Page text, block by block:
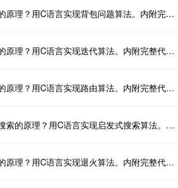
什么是背包问题？详述背包问题的原理？用C语言实现背包问题算法。内附完整代码。
什么是迭代算法？详述迭代算法的原理？用C语言实现迭代算法。内附完整代码。
什么是路由算法？详述路由算法的原理？用C语言实现路由算法。内附完整代码。
什么是启发式搜索？详述启发式搜索的原理？用C语言实现启发式搜索算法。内附代码。
什么是退火算法？详述退火算法的原理？用C语言实现退火算法。内附完整代码。